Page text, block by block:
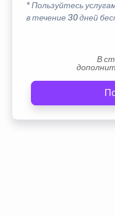
* Пользуйтесь
в течение 30 дней
В